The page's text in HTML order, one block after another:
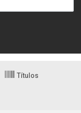
Títulos